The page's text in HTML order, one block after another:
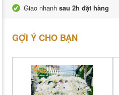
Giao nhanh sau 2h đặt hàng
GỢI Ý CHO BẠN